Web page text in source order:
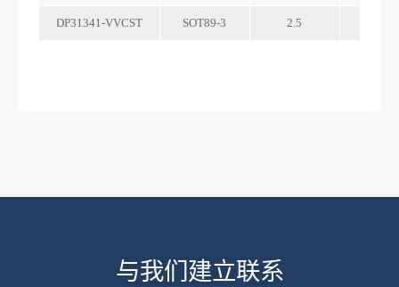
DP31341-VVCST SOT89-3 2.5
与我们建立联系